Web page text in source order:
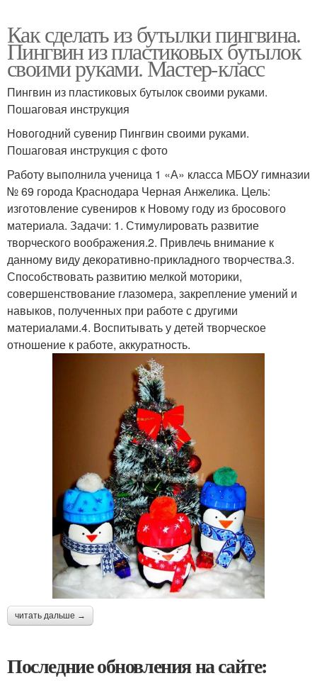
Как сделать из бутылки пингвина.
Пингвин из пластиковых бутылок
своими руками. Мастер-класс
Пингвин из пластиковых бутылок своими руками.
Пошаговая инструкция
Новогодний сувенир Пингвин своими руками.
Пошаговая инструкция с фото
Работу выполнила ученица 1 «А» класса МБОУ гимназии
№ 69 города Краснодара Черная Анжелика. Цель:
изготовление сувениров к Новому году из бросового
материала. Задачи: 1. Стимулировать развитие
творческого воображения.2. Привлечь внимание к
данному виду декоративно-прикладного творчества.3.
Способствовать развитию мелкой моторики,
совершенствование глазомера, закрепление умений и
навыков, полученных при работе с другими
материалами.4. Воспитывать у детей творческое
отношение к работе, аккуратность.
читать дальше →
Последние обновления на сайте: